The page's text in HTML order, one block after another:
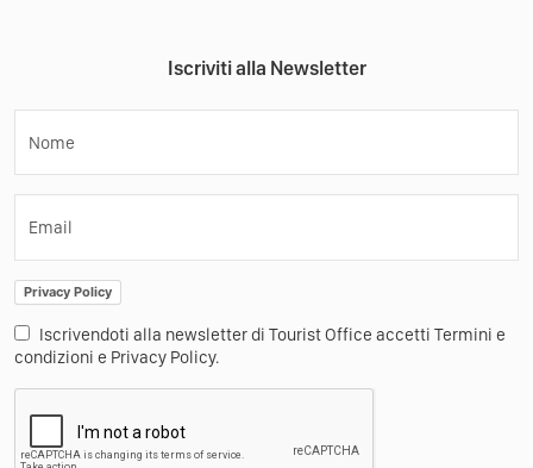
Iscriviti alla Newsletter
Nome
Email
Privacy Policy
Iscrivendoti alla newsletter di Tourist Office accetti Termini e
condizioni e Privacy Policy.